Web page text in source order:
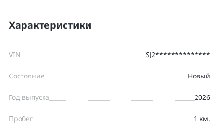
Характеристики
VIN SJ2**************
Состояние Новый
Год выпуска 2026
Пробег 1 км.